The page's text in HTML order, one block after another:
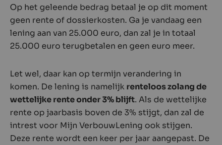
Op het geleende bedrag betaal je op dit moment
geen rente of dossierkosten. Ga je vandaag een
lening aan van 25.000 euro, dan zal je in totaal
25.000 euro terugbetalen en geen euro meer.
Let wel, daar kan op termijn verandering in
komen. De lening is namelijk renteloos zolang de
wettelijke rente onder 3% blijft. Als de wettelijke
rente op jaarbasis boven de 3% stijgt, dan zal de
intrest voor Mijn VerbouwLening ook stijgen.
Deze rente wordt een keer per jaar aangepast. De